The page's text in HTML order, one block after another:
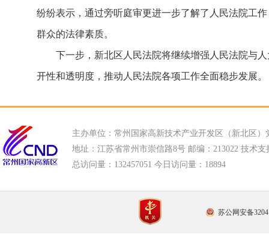
纷纷表示，通过旁听庭审更进一步了解了人民法院工
群众的法律素质。
下一步，新北区人民法院将继续增强人民法院与
开性和透明度，推动人民法院各项工作全面稳步发展。
主办单位：常州国家高新技术产业开发区（新北区）
地址：江苏省常州市崇信路8号 邮编：213022 技术支
总访问量： 132457051 今日访问量： 18894
苏公网安备